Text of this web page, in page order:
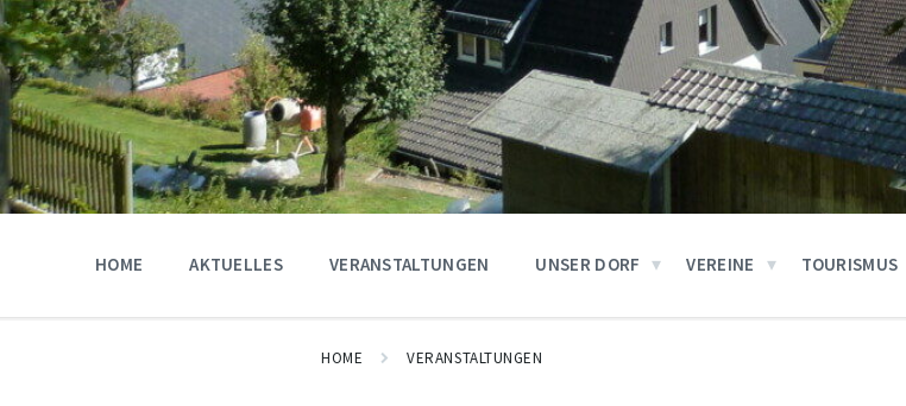
HOME AKTUELLES VERANSTALTUNGEN UNSER DORF VEREINE TOURISMUS
HOME VERANSTALTUNGEN